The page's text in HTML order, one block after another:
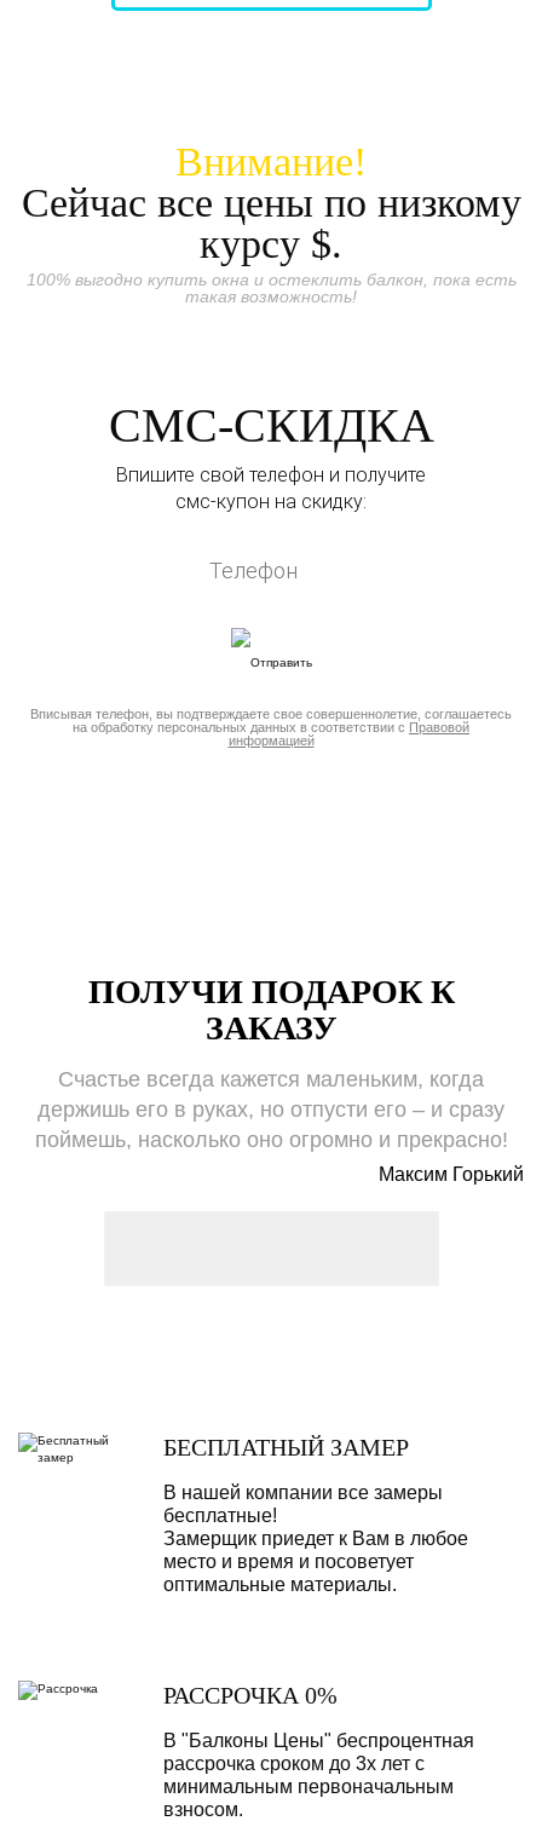
Внимание!
Сейчас все цены по низкому
курсу $.
100% выгодно купить окна и остеклить балкон, пока есть
такая возможность!
СМС-СКИДКА
Впишите свой телефон и получите
смс-купон на скидку:
Вписывая телефон, вы подтверждаете свое совершеннолетие, соглашаетесь
на обработку персональных данных в соответствии с Правовой
информацией
ПОЛУЧИ ПОДАРОК К
ЗАКАЗУ
Счастье всегда кажется маленьким, когда
держишь его в руках, но отпусти его – и сразу
поймешь, насколько оно огромно и прекрасно!
Максим Горький
БЕСПЛАТНЫЙ ЗАМЕР
В нашей компании все замеры
бесплатные!
Замерщик приедет к Вам в любое
место и время и посоветует
оптимальные материалы.
РАССРОЧКА 0%
В "Балконы Цены" беспроцентная
рассрочка сроком до 3х лет с
минимальным первоначальным
взносом.